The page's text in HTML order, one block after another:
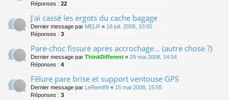
Réponses : 22
J'ai cassé les ergots du cache bagage
Dernier message par MELR « 18 juil. 2008, 10:55
Réponses : 3
Pare-choc fissuré après accrochage... (autre chose ?)
Dernier message par ThinkDifferent « 29 mai 2008, 14:54
Réponses : 4
Fêlure pare brise et support ventouse GPS
Dernier message par LeRem89 « 15 mai 2008, 15:55
Réponses : 3